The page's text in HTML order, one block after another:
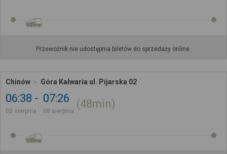
Przewoźnik nie udostępnia biletów do sprzedaży online.
Chinów Góra Kalwaria ul. Pijarska 02
06:38
08 sierpnia
07:26
08 sierpnia
48min